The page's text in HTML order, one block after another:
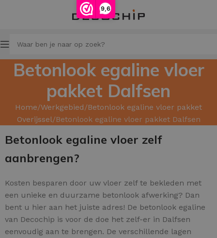
9,6
Betonlook egaline vloer
pakket Dalfsen
Home Werkgebied Betonlook egaline vloer pakket
Overijssel Betonlook egaline vloer pakket Dalfsen
Betonlook egaline vloer zelf
aanbrengen?
Kosten besparen door uw vloer zelf te bekleden met
een unieke en duurzame betonlook afwerking? Dan
bent u hier aan het juiste adres! De betonlook egaline
van Decochip is voor de doe het zelf-er in Dalfsen
eenvoudig aan te brengen. De verschillende lagen